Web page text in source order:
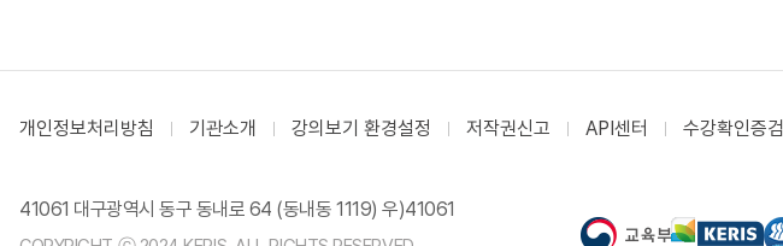
개인정보처리방침 기관소개 강의보기 환경설정 저작권신고 API센터 수강확인증
41061 대구광역시 동구 동내로 64 (동내동 1119) 우)41061